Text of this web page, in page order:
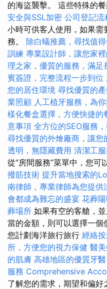
的海盜襲擊。 這些特殊的
安全與SSL加密 公司登記流
小時可供客人使用，如果需
務。 除白蟻推薦，尋找值
訓練 專業設計師，讓您家
理之家，優質的服務，滿足
賓簽證，完整流程一步到位
您的居住環境 尋找優質的
業照顧 人工植牙服務，為
樣化餐盒選擇，方便快捷的
意事項 全方位的SEO服務
尋找優質的外燴廠商，讓您
透明，無隱藏費用 清潔工
從“房間服務”菜單中，您可
撥筋技術 提升當地搜索的
南律師，專業律師為您提供
會都成為難忘的盛宴 花葬
葬場所 如果有空的客艙，
當的金額，則可以選擇一
您計劃海洋旅行旅行 經絡
所，方便您的視力保健 醫
的肌膚 高雄地區的優質牙
服務 Comprehensive
了解您的需求，期望和偏